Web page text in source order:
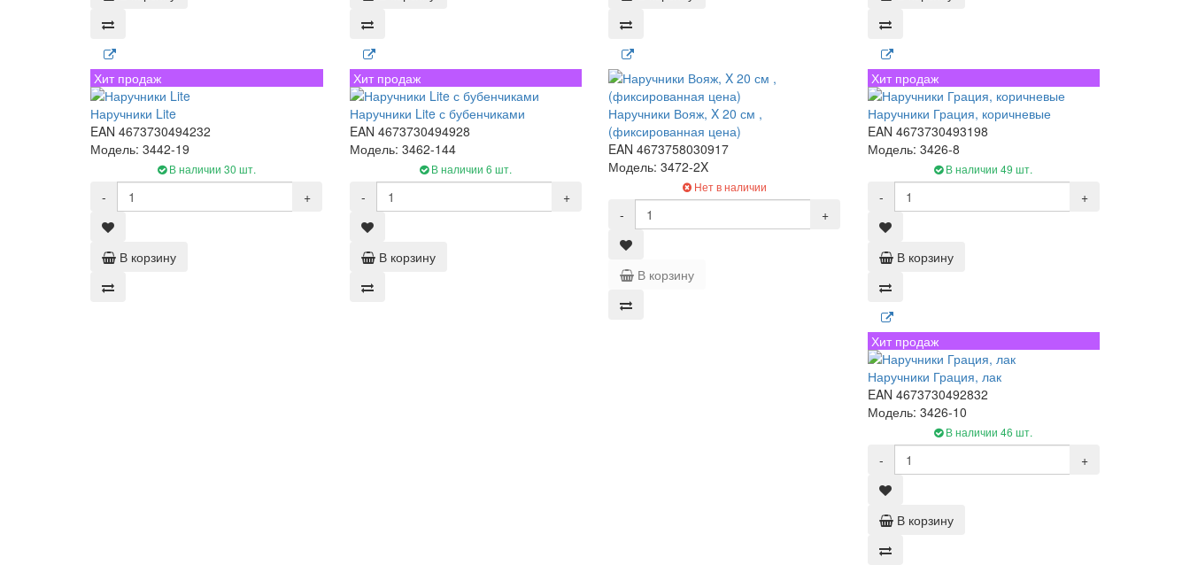
Хит продаж
Наручники Lite
EAN 4673730494232
Модель: 3442-19
В наличии 30 шт.
- +
В корзину
Хит продаж
Наручники Lite с бубенчиками
EAN 4673730494928
Модель: 3462-144
В наличии 6 шт.
- +
В корзину
Наручники Вояж, X 20 см ,
(фиксированная цена)
EAN 4673758030917
Модель: 3472-2X
Нет в наличии
- +
В корзину
Хит продаж
Наручники Грация, коричневые
EAN 4673730493198
Модель: 3426-8
В наличии 49 шт.
- +
В корзину
Хит продаж
Наручники Грация, лак
EAN 4673730492832
Модель: 3426-10
В наличии 46 шт.
- +
В корзину